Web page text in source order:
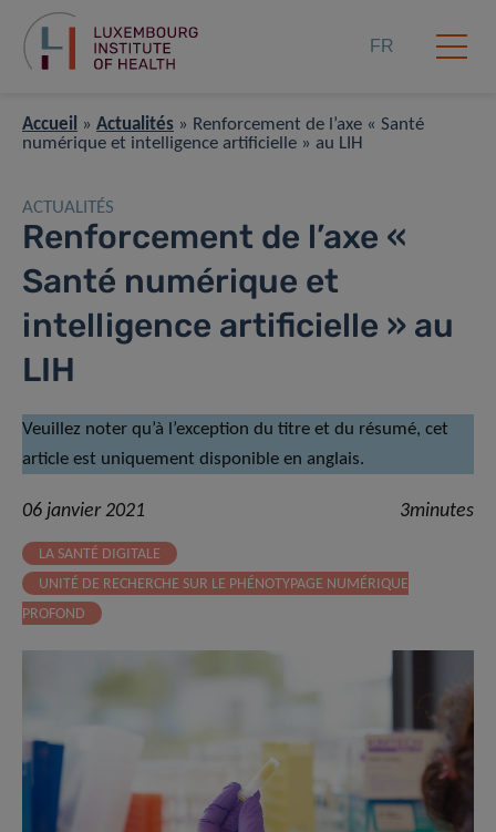
FR
Accueil » Actualités » Renforcement de l’axe « Santé
numérique et intelligence artificielle » au LIH
ACTUALITÉS
Renforcement de l’axe «
Santé numérique et
intelligence artificielle » au
LIH
Veuillez noter qu’à l’exception du titre et du résumé, cet
article est uniquement disponible en anglais.
06 janvier 2021 3minutes
LA SANTÉ DIGITALE
UNITÉ DE RECHERCHE SUR LE PHÉNOTYPAGE NUMÉRIQUE
PROFOND